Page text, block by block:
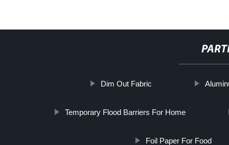
Dim Out Fabric
Temporary Flood Barriers For Home
Foil Paper For Food